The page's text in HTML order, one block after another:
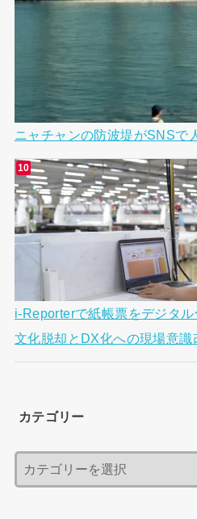
ニャチャンの防波堤がSNSで
i-Reporterで紙帳票をデジタ
文化脱却とDX化への現場意識
カテゴリー